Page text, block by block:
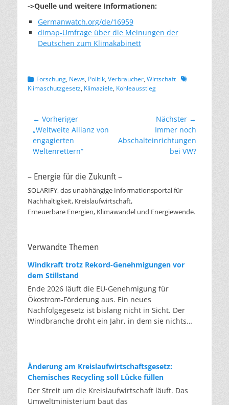
->Quelle und weitere Informationen:
Germanwatch.org/de/16959
dimap-Umfrage über die Meinungen der
Deutschen zum Klimakabinett
Kategorien
Forschung, News, Politik, Verbraucher, Wirtschaft Schlagworte
Klimaschutzgesetz, Klimaziele, Kohleausstieg
Beitragsnavigation
← Vorheriger
Vorheriger
Beitrag:
„Weltweite Allianz von
engagierten
Weltenrettern“
Nächster →
Beitrag:
Immer noch
Abschalteinrichtungen
bei VW?
– Energie für die Zukunft –
SOLARIFY, das unabhängige Informationsportal für
Nachhaltigkeit, Kreislaufwirtschaft,
Erneuerbare Energien, Klimawandel und Energiewende.
Verwandte Themen
Windkraft trotz Rekord-Genehmigungen vor
dem Stillstand
Ende 2026 läuft die EU-Genehmigung für
Ökostrom-Förderung aus. Ein neues
Nachfolgegesetz ist bislang nicht in Sicht. Der
Windbranche droht ein Jahr, in dem sie nichts
die Verfahren laufen heute deutlich schneller. Die
Halbjahresbilanz der Branche bestätigt dieses
Muster: So viele Windräder wie nie zuvor wurden
genehmigt, doch im ersten Halbjahr gingen netto
Änderung am Kreislaufwirtschaftsgesetz:
Chemisches Recycling soll Lücke füllen
Der Streit um die Kreislaufwirtschaft läuft. Das
Umweltministerium baut das